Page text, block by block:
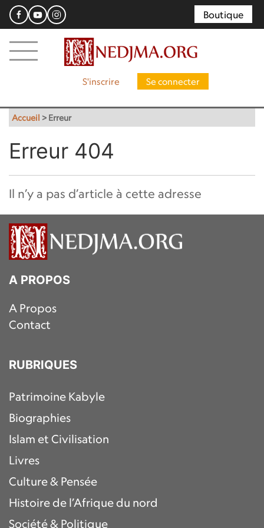
Boutique
S'inscrire Se connecter
Accueil > Erreur
Erreur 404
Il n’y a pas d’article à cette adresse
A PROPOS
A Propos
Contact
RUBRIQUES
Patrimoine Kabyle
Biographies
Islam et Civilisation
Livres
Culture & Pensée
Histoire de l’Afrique du nord
Société & Politique